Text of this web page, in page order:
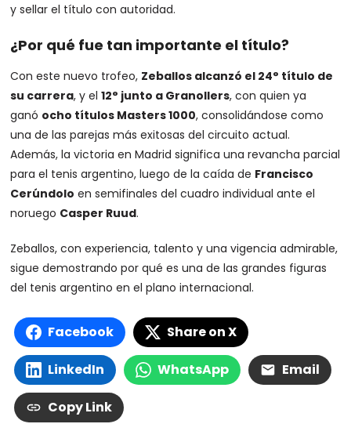
y sellar el título con autoridad.
¿Por qué fue tan importante el título?
Con este nuevo trofeo, Zeballos alcanzó el 24° título de
su carrera, y el12° junto a Granollers, con quien ya
ganó ocho títulos Masters 1000, consolidándose como
una de las parejas más exitosas del circuito actual.
Además, la victoria en Madrid significa una revancha parcial
para el tenis argentino, luego de la caída de Francisco
Cerúndolo en semifinales del cuadro individual ante el
noruego Casper Ruud.
Zeballos, con experiencia, talento y una vigencia admirable,
sigue demostrando por qué es una de las grandes figuras
del tenis argentino en el plano internacional.
Facebook Share on X
LinkedIn WhatsApp Email
Copy Link